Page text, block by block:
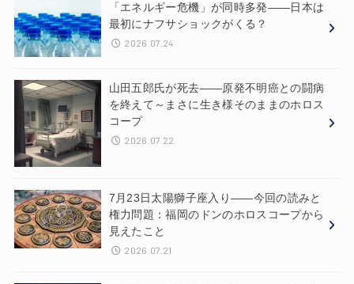
「エネルギー危機」が同時多発——日本は
最初にナフサショックがくる？
2026.07.24
山田五郎氏が死去——原発不明癌との闘病
を終えて～まさに生き様そのままのホロス
コープ
2026.07.22
7月23日太陽獅子座入り——今回の読みと
権力問題：福岡のドンのホロスコープから
見えたこと
2026.07.21